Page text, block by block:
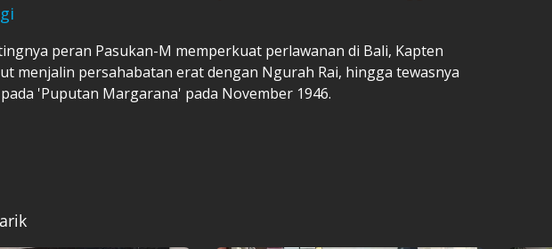
peran Pasukan-M memperkuat perlawanan di Bali, Kapten
menjalin persahabatan erat dengan Ngurah Rai, hingga tewasnya
'Puputan Margarana' pada November 1946.